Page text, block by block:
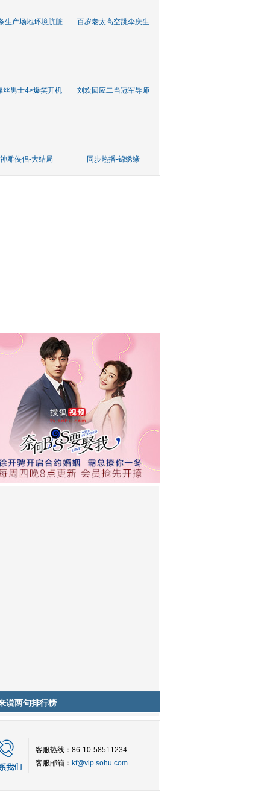
生产场地环境肮脏 百岁老太高空跳伞庆生
丝男士4>爆笑开机 刘欢回应二当冠军导师
神雕侠侣-大结局 同步热播-锦绣缘
说两句排行榜
客服热线：86-10-58511234
客服邮箱： kf@vip.sohu.com